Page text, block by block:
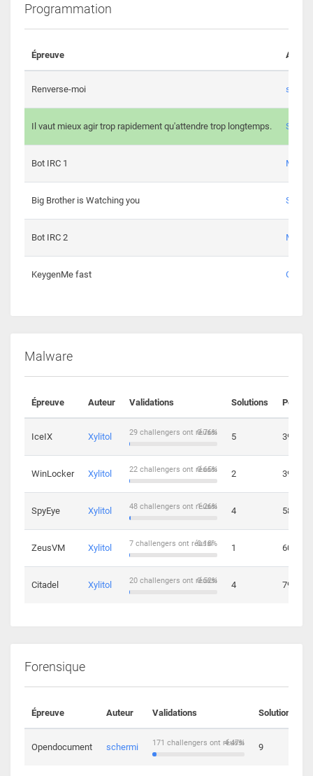
Programmation
Épreuve Auteur
Renverse-moi s3th
Il vaut mieux agir trop rapidement qu'attendre trop longtemps. Spl3en
Bot IRC 1
Big Brother is Watching you
Bot IRC 2
KeygenMe fast Ge0
Malware
Épreuve Auteur Validations Solutions Points
IceIX Xylitol 0.76%
29 challengers ont réussi 5 39
WinLocker Xylitol 0.65%
22 challengers ont réussi 2 39
SpyEye Xylitol 1.26%
48 challengers ont réussi 4 58
ZeusVM Xylitol 0.18%
7 challengers ont réussi 1 60
Citadel Xylitol 0.52%
20 challengers ont réussi 4 79
Forensique
Épreuve Auteur Validations Solutions
Opendocument schermi 4.47%
171 challengers ont réussi 9